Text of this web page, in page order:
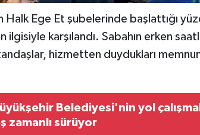
Halk Ege Et şubelerinde başlattığı
ilgisiyle karşılandı. Sabahın erken
hizmetten duydukları
Belediyesi'nin yol
zamanlı sürüyor